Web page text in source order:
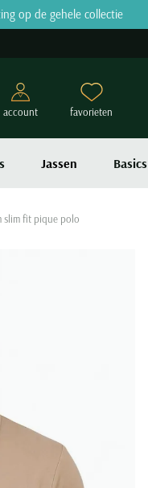
op de gehele collectie
Jassen Basics
account favorieten
slim fit pique polo